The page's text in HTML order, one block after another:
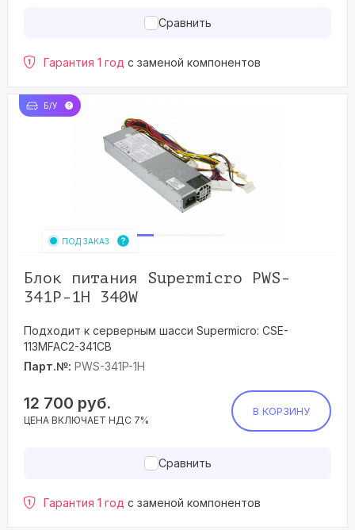
Сравнить
Гарантия 1 год с заменой компонентов
Б/У
ПОД ЗАКАЗ
Блок питания Supermicro PWS-
341P-1H 340W
Подходит к серверным шасси Supermicro: CSE-
113MFAC2-341CB
Парт.№: PWS-341P-1H
12 700 руб.
ЦЕНА ВКЛЮЧАЕТ НДС 7%
В КОРЗИНУ
Сравнить
Гарантия 1 год с заменой компонентов